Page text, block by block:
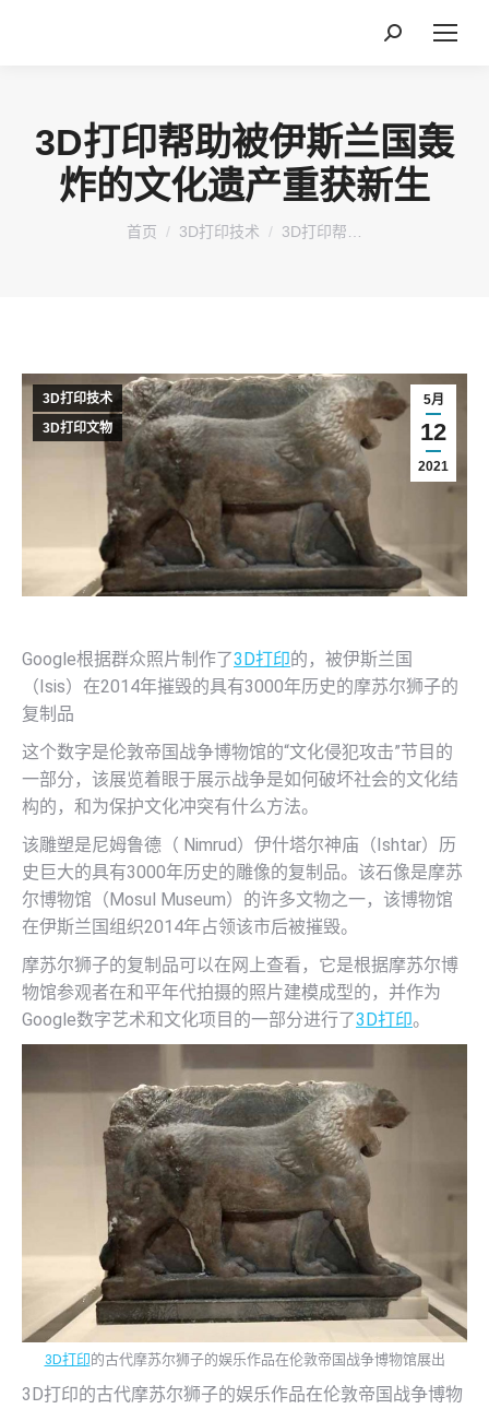
搜
3D打印帮助被伊斯兰国轰
炸的文化遗产重获新生
您在这里：
首页 3D打印技术 3D打印帮…
5月
12
2021
3D打印技术
3D打印文物
Google根据群众照片制作了3D打印的，被伊斯兰国
（Isis）在2014年摧毁的具有3000年历史的摩苏尔狮子的
复制品
这个数字是伦敦帝国战争博物馆的“文化侵犯攻击”节目的
一部分，该展览着眼于展示战争是如何破坏社会的文化结
构的，和为保护文化冲突有什么方法。
该雕塑是尼姆鲁德（ Nimrud）伊什塔尔神庙（Ishtar）历
史巨大的具有3000年历史的雕像的复制品。该石像是摩苏
尔博物馆（Mosul Museum）的许多文物之一，该博物馆
在伊斯兰国组织2014年占领该市后被摧毁。
摩苏尔狮子的复制品可以在网上查看，它是根据摩苏尔博
物馆参观者在和平年代拍摄的照片建模成型的，并作为
Google数字艺术和文化项目的一部分进行了3D打印。
3D打印的古代摩苏尔狮子的娱乐作品在伦敦帝国战争博物馆展出
3D打印的古代摩苏尔狮子的娱乐作品在伦敦帝国战争博物